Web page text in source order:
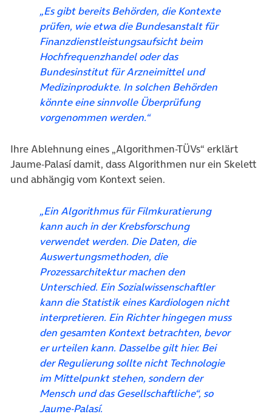
„Es gibt bereits Behörden, die Kontexte
prüfen, wie etwa die Bundesanstalt für
Finanzdienstleistungsaufsicht beim
Hochfrequenzhandel oder das
Bundesinstitut für Arzneimittel und
Medizinprodukte. In solchen Behörden
könnte eine sinnvolle Überprüfung
vorgenommen werden.“
Ihre Ablehnung eines „Algorithmen-TÜVs“ erklärt
Jaume-Palasí damit, dass Algorithmen nur ein Skelett
und abhängig vom Kontext seien.
„Ein Algorithmus für Filmkuratierung
kann auch in der Krebsforschung
verwendet werden. Die Daten, die
Auswertungsmethoden, die
Prozessarchitektur machen den
Unterschied. Ein Sozialwissenschaftler
kann die Statistik eines Kardiologen nicht
interpretieren. Ein Richter hingegen muss
den gesamten Kontext betrachten, bevor
er urteilen kann. Dasselbe gilt hier. Bei
der Regulierung sollte nicht Technologie
im Mittelpunkt stehen, sondern der
Mensch und das Gesellschaftliche“, so
Jaume-Palasí.